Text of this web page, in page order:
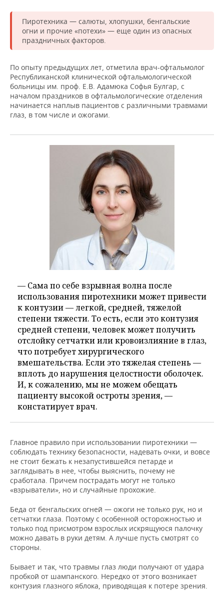
Пиротехника — салюты, хлопушки, бенгальские
огни и прочие «потехи» — еще один из опасных
праздничных факторов.
По опыту предыдущих лет, отметила врач-офтальмолог
Республиканской клинической офтальмологической
больницы им. проф. Е.В. Адамюка Софья Булгар, с
началом праздников в офтальмологические отделения
начинается наплыв пациентов с различными травмами
глаз, в том числе и ожогами.
— Сама по себе взрывная волна после
использования пиротехники может привести
к контузии — легкой, средней, тяжелой
степени тяжести. То есть, если это контузия
средней степени, человек может получить
отслойку сетчатки или кровоизлияние в глаз,
что потребует хирургического
вмешательства. Если это тяжелая степень —
вплоть до нарушения целостности оболочек.
И, к сожалению, мы не можем обещать
пациенту высокой остроты зрения, —
констатирует врач.
Главное правило при использовании пиротехники —
соблюдать технику безопасности, надевать очки, и вовсе
не стоит бежать к незапустившейся петарде и
заглядывать в нее, чтобы выяснить, почему не
сработала. Причем пострадать могут не только
«взрыватели», но и случайные прохожие.
Беда от бенгальских огней — ожоги не только рук, но и
сетчатки глаза. Поэтому с особенной осторожностью и
только под присмотром взрослых искрящуюся палочку
можно давать в руки детям. А лучше пусть смотрят со
стороны.
Бывает и так, что травмы глаз люди получают от удара
пробкой от шампанского. Нередко от этого возникает
контузия глазного яблока, приводящая к потере зрения.